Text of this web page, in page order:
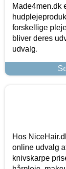
Made4men.dk
forskellige
bliver deres
udvalg.
Hos
online udvalg
knivskarpe